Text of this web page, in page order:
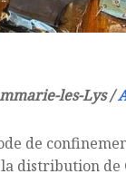
les-Lys /
de
distribution de